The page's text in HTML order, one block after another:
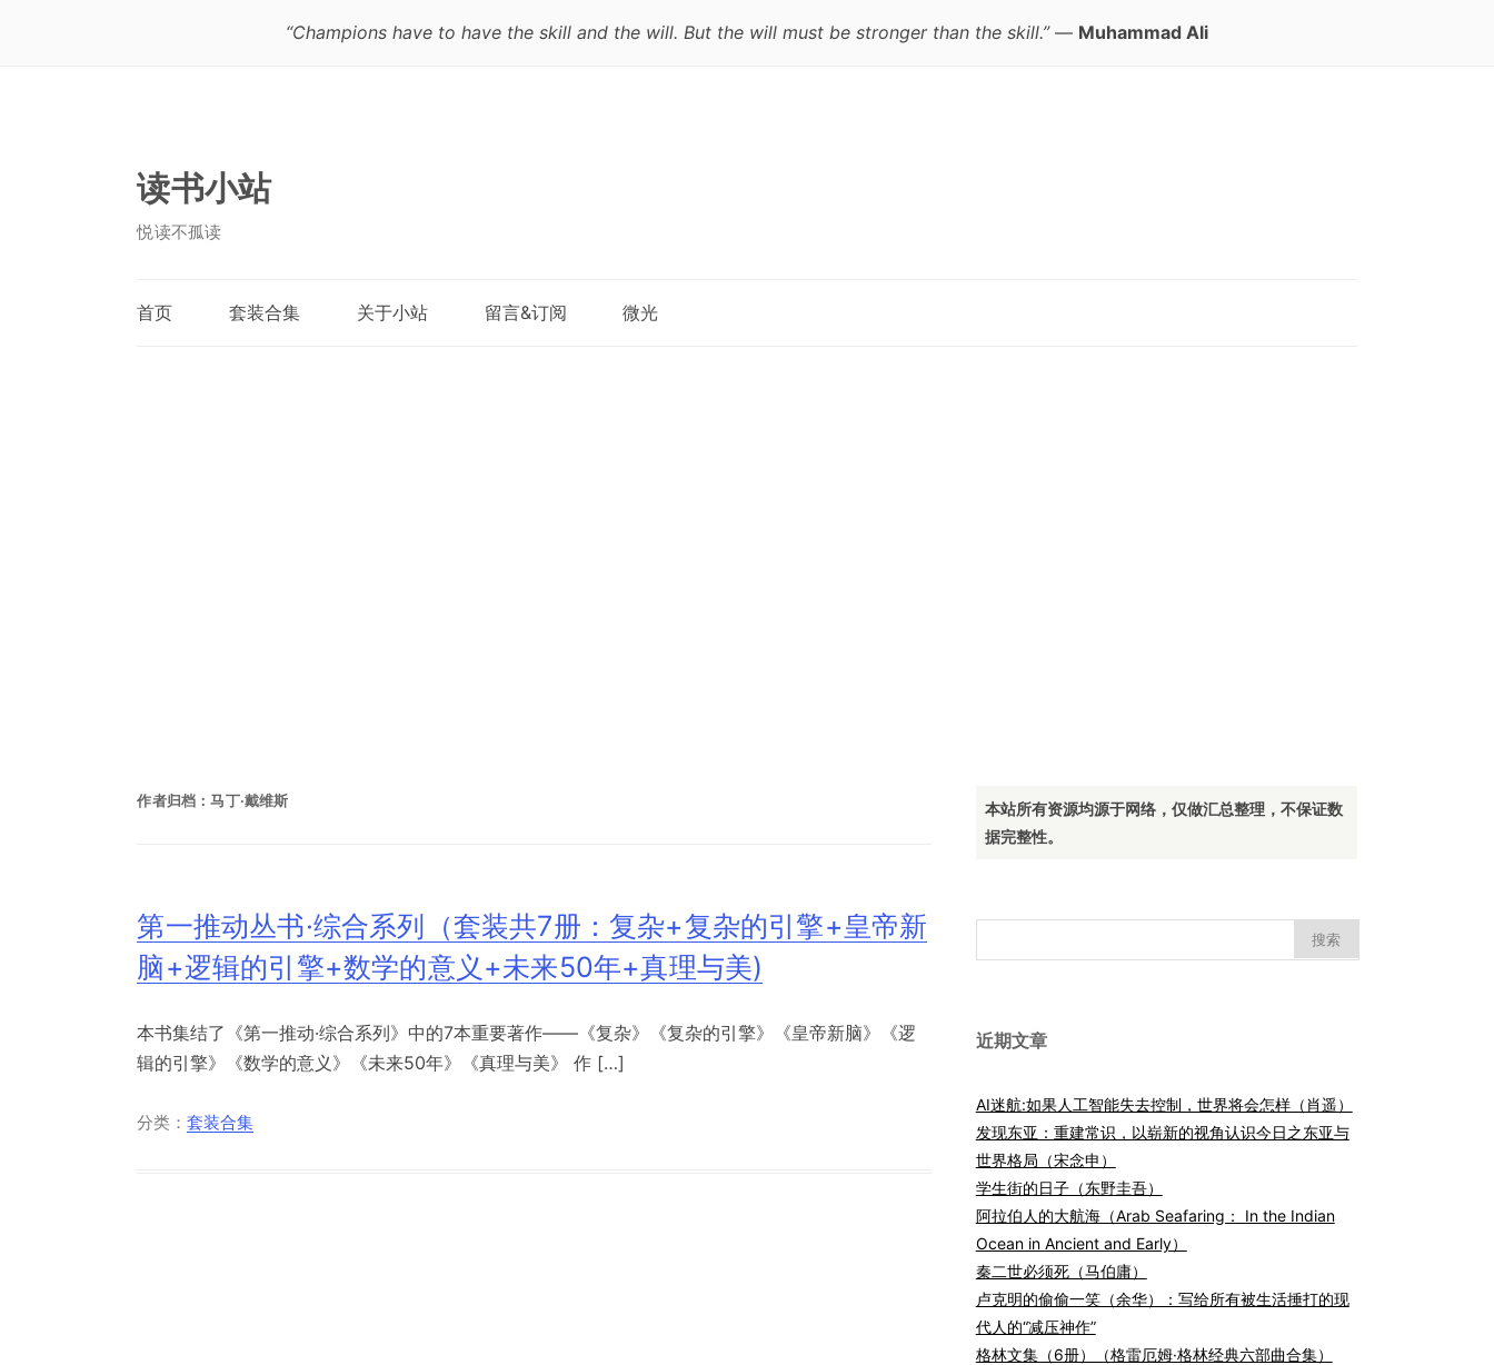
“Champions have to have the skill and the will. But the will must be stronger than the skill.”— Muhammad Ali
读书小站
悦读不孤读
首页 套装合集 关于小站 留言&订阅 微光
作者归档：马丁·戴维斯
第一推动丛书·综合系列（套装共7册：复杂+复杂的引擎+皇帝新
脑+逻辑的引擎+数学的意义+未来50年+真理与美)
本书集结了《第一推动·综合系列》中的7本重要著作——《复杂》《复杂的引擎》《皇帝新脑》《逻
辑的引擎》《数学的意义》《未来50年》《真理与美》 作 […]
分类：套装合集
本站所有资源均源于网络，仅做汇总整理，不保证数
据完整性。
索：
近期文章
AI迷航:如果人工智能失去控制，世界将会怎样（肖遥）
发现东亚：重建常识，以崭新的视角认识今日之东亚与
世界格局（宋念申）
学生街的日子（东野圭吾）
阿拉伯人的大航海（Arab Seafaring： In the Indian
Ocean in Ancient and Early）
秦二世必须死（马伯庸）
卢克明的偷偷一笑（余华）：写给所有被生活捶打的现
代人的“减压神作”
格林文集（6册）（格雷厄姆·格林经典六部曲合集）